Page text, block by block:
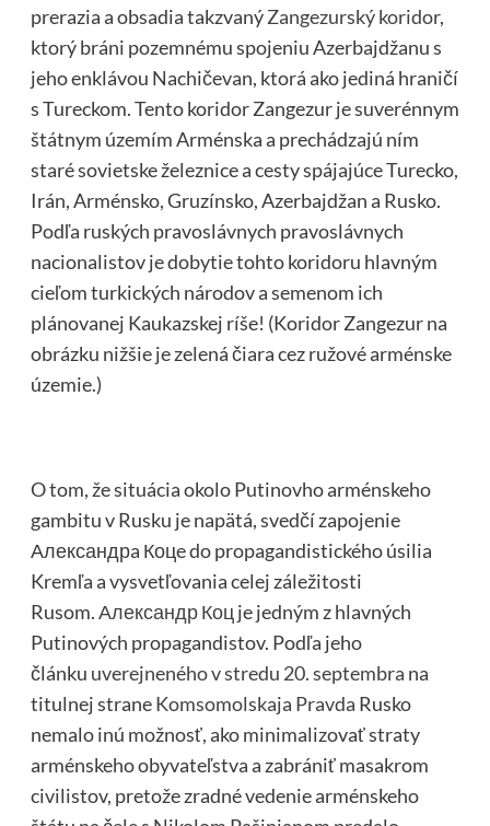
prerazia a obsadia takzvanýZangezurský koridor,
ktorý bráni pozemnému spojeniu Azerbajdžanu s
jeho enklávou Nachičevan, ktorá ako jediná hraničí
s Tureckom. Tento koridor Zangezur je suverénnym
štátnym územím Arménska a prechádzajú ním
staré sovietske železnice a cesty spájajúce Turecko,
Irán, Arménsko, Gruzínsko, Azerbajdžan a Rusko.
Podľa ruských pravoslávnych pravoslávnych
nacionalistov je dobytie tohto koridoru hlavným
cieľom turkických národov a semenom ich
plánovanej Kaukazskej ríše! (Koridor Zangezur na
obrázku nižšie je zelená čiara cez ružové arménske
územie.)
O tom, že situácia okolo Putinovho arménskeho
gambitu v Rusku je napätá, svedčí zapojenie
Александрa Коцe do propagandistického úsilia
Kremľa a vysvetľovania celej záležitosti
Rusom.Александр Коцje jedným z hlavných
Putinových propagandistov. Podľa jeho
článku uverejneného v stredu 20. septembra na
titulnej straneKomsomolskaja Pravda Rusko
nemalo inú možnosť, ako minimalizovať straty
arménskeho obyvateľstva a zabrániť masakrom
civilistov, pretože zradné vedenie arménskeho